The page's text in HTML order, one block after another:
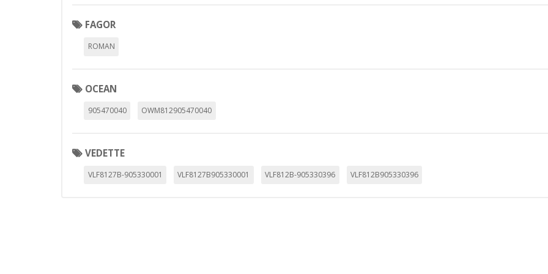
FAGOR
ROMAN
OCEAN
905470040 OWM812905470040
VEDETTE
VLF8127B-905330001 VLF8127B905330001 VLF812B-905330396 VLF812B905330396